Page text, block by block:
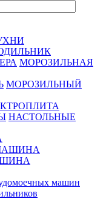
МОРОЗИЛЬНАЯ
МОРОЗИЛЬНЫЙ
НАСТОЛЬНЫЕ
машин